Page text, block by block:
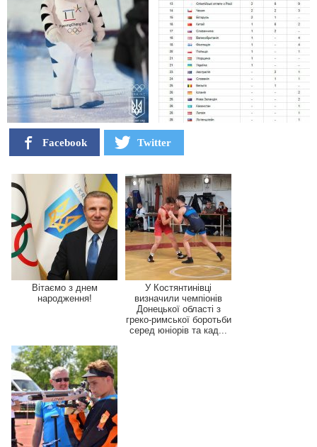
Facebook Twitter
Вітаємо з днем
народження!
У Костянтинівці
визначили чемпіонів
Донецької області з
греко-римської боротьби
серед юніорів та кад...